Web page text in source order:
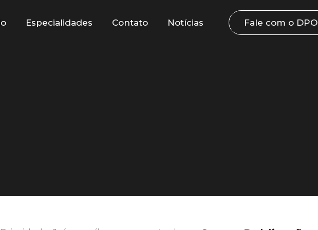
Especialidades Contato Notícias Fale com o DPO